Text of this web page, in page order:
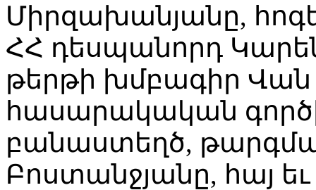
Միրզախանյանը,
ՀՀ դեսպանորդ
թերթի խմբագիր Վան
հասարակական
բանաստեղծ,
Բոստանջյանը, հայ